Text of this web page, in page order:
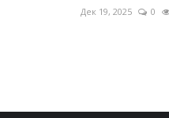
Дек 19, 2025 0